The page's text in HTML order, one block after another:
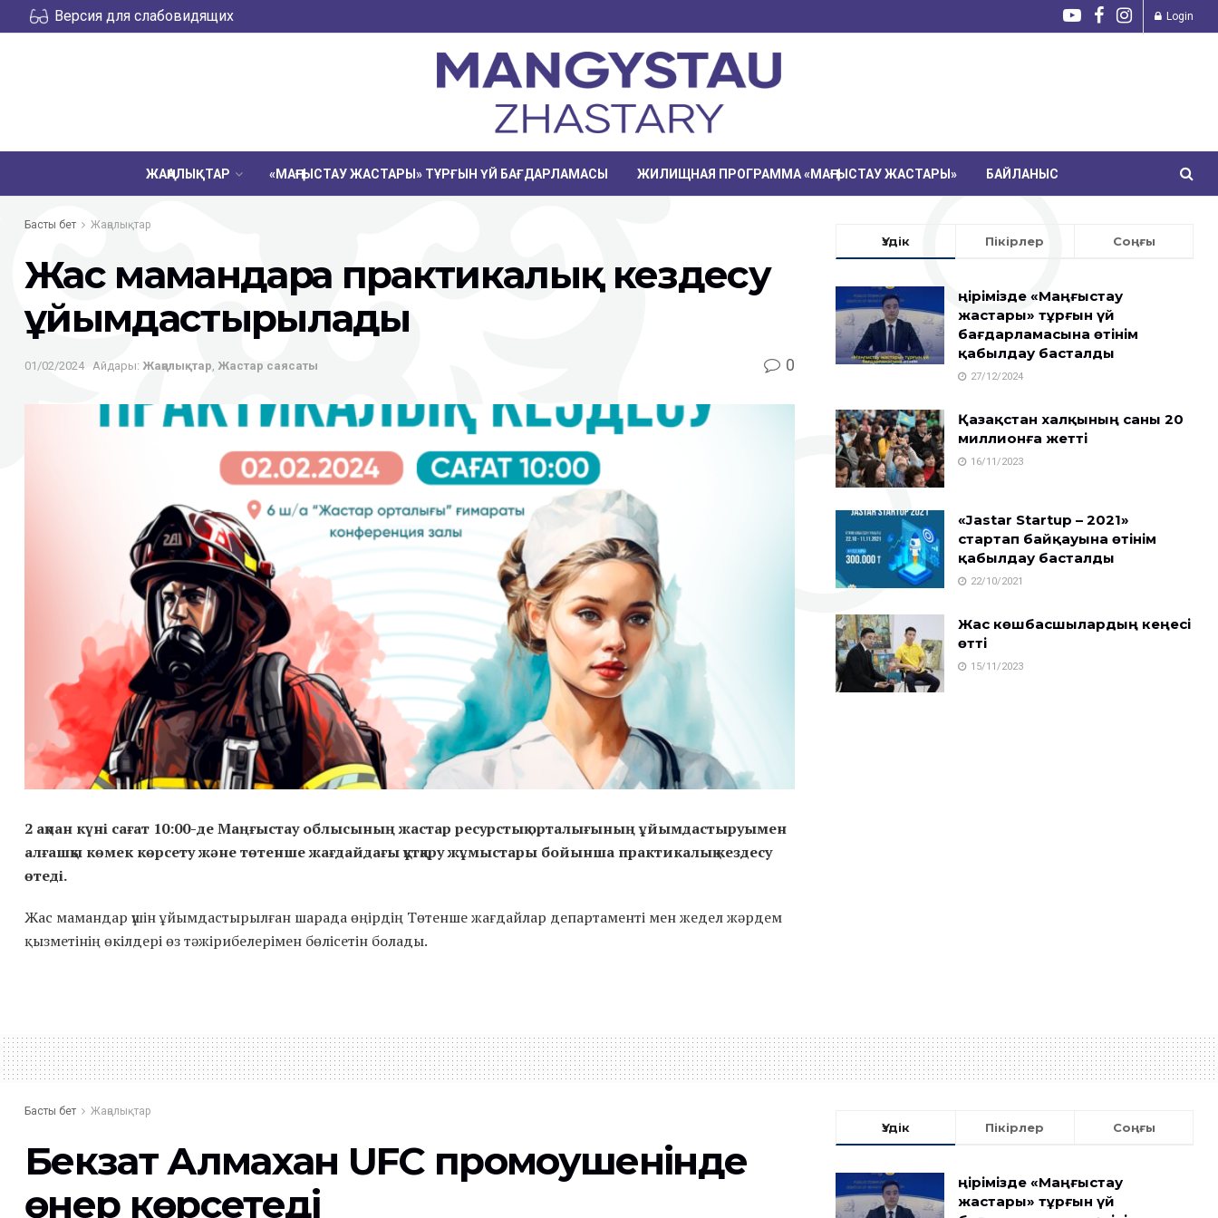
Версия для слабовидящих Login
ЖАҢАЛЫҚТАР «МАҢҒЫСТАУ ЖАСТАРЫ» ТҰРҒЫН ҮЙ БАҒДАРЛАМАСЫ ЖИЛИЩНАЯ ПРОГРАММА «МАҢҒЫСТАУ ЖАСТАРЫ» БАЙЛАНЫС
Басты бет Жаңалықтар
Жас мамандарға практикалық кездесу
ұйымдастырылады
01/02/2024 Айдары: Жаңалықтар Жастар саясаты 0
2 ақпан күні сағат 10:00-де Маңғыстау облысының жастар ресурстық орталығының ұйымдастыруымен
алғашқы көмек көрсету және төтенше жағдайдағы құтқару жұмыстары бойынша практикалық кездесу
өтеді.
Жас мамандар үшін ұйымдастырылған шарада өңірдің Төтенше жағдайлар департаменті мен жедел жәрдем
қызметінің өкілдері өз тәжірибелерімен бөлісетін болады.
Үздік Пікірлер Соңғы
Өңірімізде «Маңғыстау
жастары» тұрғын үй
бағдарламасына өтінім
қабылдау басталды
27/12/2024
Қазақстан халқының саны 20
миллионға жетті
16/11/2023
«Jastar Startup – 2021»
стартап байқауына өтінім
қабылдау басталды
22/10/2021
Жас көшбасшылардың кеңесі
өтті
15/11/2023
Басты бет Жаңалықтар
Бекзат Алмахан UFC промоушенінде
өнер көрсетеді
Үздік Пікірлер Соңғы
Өңірімізде «Маңғыстау
жастары» тұрғын үй